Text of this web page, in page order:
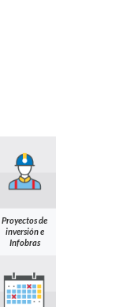
Proyectos de
inversión e
Infobras